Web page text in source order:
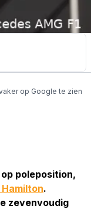
op Google te zien
poleposition,
.
zevenvoudig